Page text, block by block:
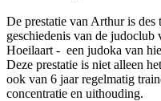
De prestatie van Arthur is
geschiedenis van de
Hoeilaart - een judoka van
Deze prestatie is niet alleen
ook van 6 jaar regelmatig
concentratie en uithouding.